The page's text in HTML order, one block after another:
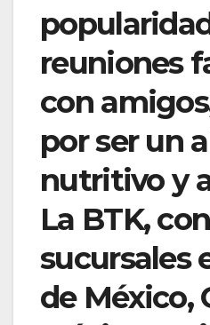
reuniones
con
por ser un
nutritivo y
La BTK,
sucursales
de México,